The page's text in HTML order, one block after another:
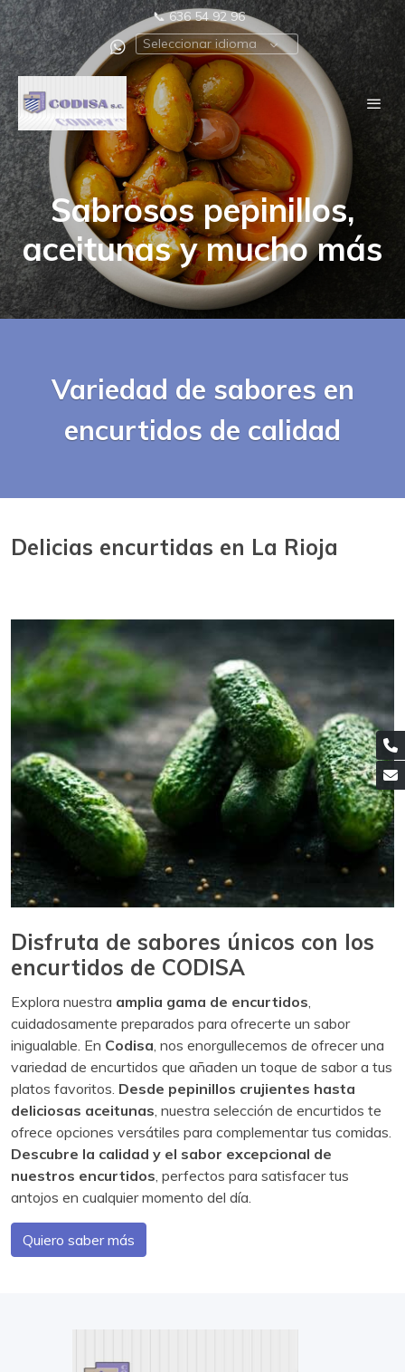
📞 636 54 92 96
Seleccionar idioma
Sabrosos pepinillos,
aceitunas y mucho más
Variedad de sabores en
encurtidos de calidad
Delicias encurtidas en La Rioja
Disfruta de sabores únicos con los
encurtidos de CODISA
Explora nuestra amplia gama de encurtidos,
cuidadosamente preparados para ofrecerte un sabor
inigualable. En Codisa, nos enorgullecemos de ofrecer una
variedad de encurtidos que añaden un toque de sabor a tus
platos favoritos. Desde pepinillos crujientes hasta
deliciosas aceitunas, nuestra selección de encurtidos te
ofrece opciones versátiles para complementar tus comidas.
Descubre la calidad y el sabor excepcional de
nuestros encurtidos, perfectos para satisfacer tus
antojos en cualquier momento del día.
Quiero saber más